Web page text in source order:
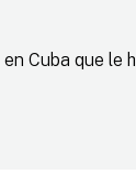
Cuba que le